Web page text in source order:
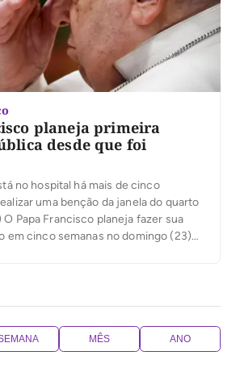
planeja primeira
desde que foi
no hospital há mais de cinco
uma benção da janela do quarto
Papa Francisco planeja fazer sua
em cinco semanas no domingo (23),
Francisco, […]
MÊS ANO